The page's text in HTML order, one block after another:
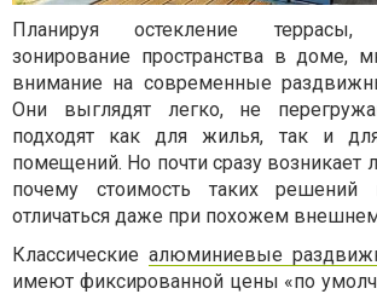
Планируя остекление
зонирование пространства в доме,
внимание на современные
Они выглядят легко, не
подходят как для жилья, так и
помещений. Но почти сразу возникает
почему стоимость таких решений
отличаться даже при похожем
Классические алюминиевые
имеют фиксированной цены «по